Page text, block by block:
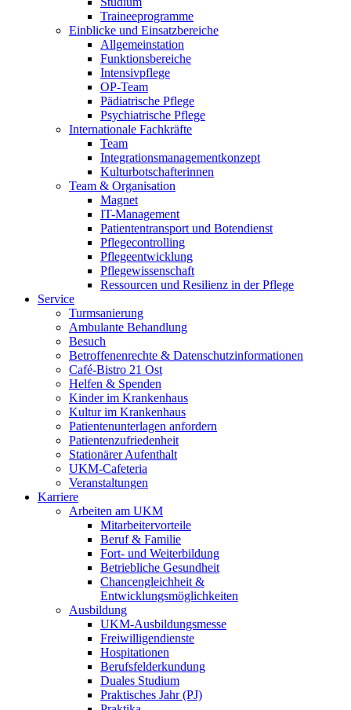
Traineeprogramme
Einblicke und Einsatzbereiche
Allgemeinstation
Funktionsbereiche
Intensivpflege
OP-Team
Pädiatrische Pflege
Psychiatrische Pflege
Internationale Fachkräfte
Team
Integrationsmanagementkonzept
Kulturbotschafterinnen
Team & Organisation
Magnet
IT-Management
Patiententransport und Botendienst
Pflegecontrolling
Pflegeentwicklung
Pflegewissenschaft
Ressourcen und Resilienz in der Pflege
Service
Turmsanierung
Ambulante Behandlung
Besuch
Betroffenenrechte & Datenschutzinformationen
Café-Bistro 21 Ost
Helfen & Spenden
Kinder im Krankenhaus
Kultur im Krankenhaus
Patientenunterlagen anfordern
Patientenzufriedenheit
Stationärer Aufenthalt
UKM-Cafeteria
Veranstaltungen
Karriere
Arbeiten am UKM
Mitarbeitervorteile
Beruf & Familie
Fort- und Weiterbildung
Betriebliche Gesundheit
Chancengleichheit &
Entwicklungsmöglichkeiten
Ausbildung
UKM-Ausbildungsmesse
Freiwilligendienste
Hospitationen
Berufsfelderkundung
Duales Studium
Praktisches Jahr (PJ)